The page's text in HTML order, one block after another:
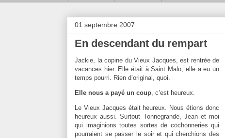
01 septembre 2007
En descendant du rempart
Jackie, la copine du Vieux Jacques, est rentrée de
vacances hier. Elle était à Saint Malo, elle a eu un
temps pourri. Rien d’original, quoi.
Elle nous a payé un coup , c’est heureux.
Le Vieux Jacques était heureux. Nous étions donc
heureux aussi. Surtout Tonnegrande, Jean et moi
qui imaginions toutes sortes de cochonneries qui
pourraient se passer le soir et qui cherchions des